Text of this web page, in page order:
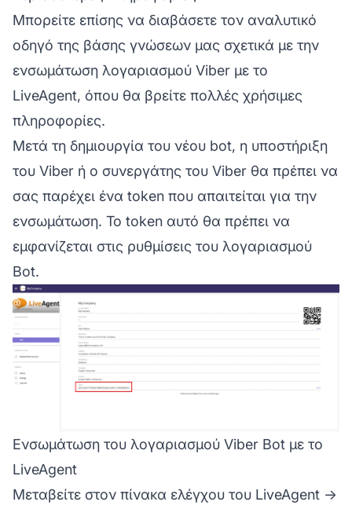
Μπορείτε επίσης να διαβάσετε τον αναλυτικό
οδηγό της βάσης γνώσεων μας σχετικά με την
ενσωμάτωση λογαριασμού Viber με το
LiveAgent, όπου θα βρείτε πολλές χρήσιμες
πληροφορίες.
Μετά τη δημιουργία του νέου bot, η υποστήριξη
του Viber ή ο συνεργάτης του Viber θα πρέπει να
σας παρέχει ένα token που απαιτείται για την
ενσωμάτωση. Το token αυτό θα πρέπει να
εμφανίζεται στις ρυθμίσεις του λογαριασμού
Bot.
Ενσωμάτωση του λογαριασμού Viber Bot με το
LiveAgent
Μεταβείτε στον πίνακα ελέγχου του LiveAgent →